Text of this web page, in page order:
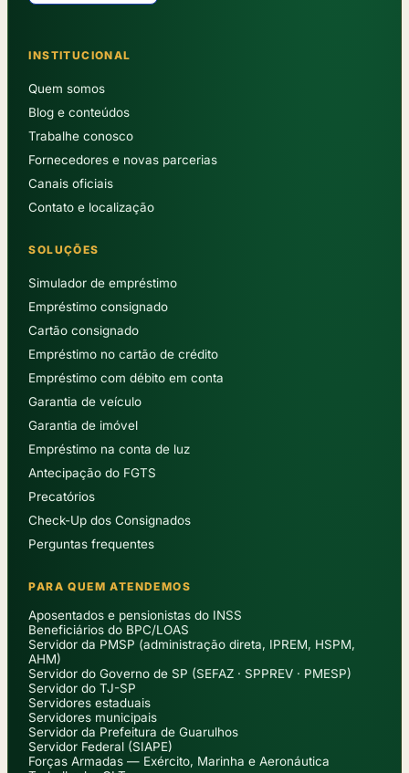
INSTITUCIONAL
Quem somos
Blog e conteúdos
Trabalhe conosco
Fornecedores e novas parcerias
Canais oficiais
Contato e localização
SOLUÇÕES
Simulador de empréstimo
Empréstimo consignado
Cartão consignado
Empréstimo no cartão de crédito
Empréstimo com débito em conta
Garantia de veículo
Garantia de imóvel
Empréstimo na conta de luz
Antecipação do FGTS
Precatórios
Check-Up dos Consignados
Perguntas frequentes
PARA QUEM ATENDEMOS
Aposentados e pensionistas do INSS
Beneficiários do BPC/LOAS
Servidor da PMSP (administração direta, IPREM, HSPM,
AHM)
Servidor do Governo de SP (SEFAZ · SPPREV · PMESP)
Servidor do TJ-SP
Servidores estaduais
Servidores municipais
Servidor da Prefeitura de Guarulhos
Servidor Federal (SIAPE)
Forças Armadas — Exército, Marinha e Aeronáutica